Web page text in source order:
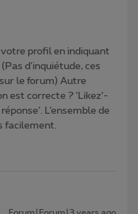
profil en indiquant
d'inquiétude, ces
le forum) Autre
est correcte ? ‘Likez’-
L’ensemble de
facilement.